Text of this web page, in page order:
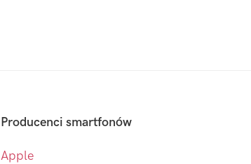
Producenci smartfonów
Apple